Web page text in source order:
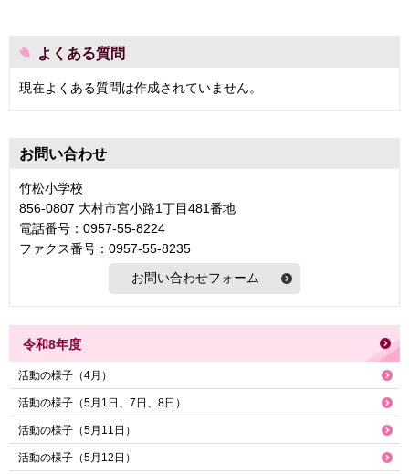
よくある質問
現在よくある質問は作成されていません。
お問い合わせ
竹松小学校
856-0807 大村市宮小路1丁目481番地
電話番号：0957-55-8224
ファクス番号：0957-55-8235
令和8年度
活動の様子（4月）
活動の様子（5月1日、7日、8日）
活動の様子（5月11日）
活動の様子（5月12日）